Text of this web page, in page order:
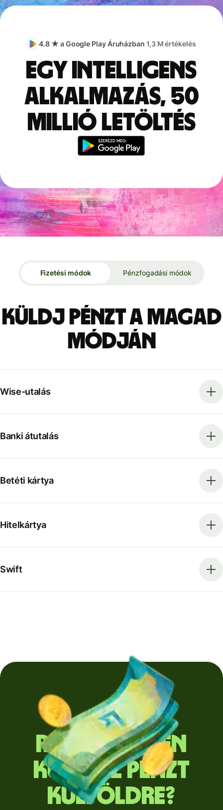
4.8 ★ a Google Play Áruházban 1,3 M értékelés
Egy intelligens
alkalmazás, 50
millió letöltés
Fizetési módok Pénzfogadási módok
Küldj pénzt a magad
módján
Wise-utalás
Banki átutalás
Betéti kártya
Hitelkártya
Swift
Rendszeresen
küldesz pénzt
külföldre?